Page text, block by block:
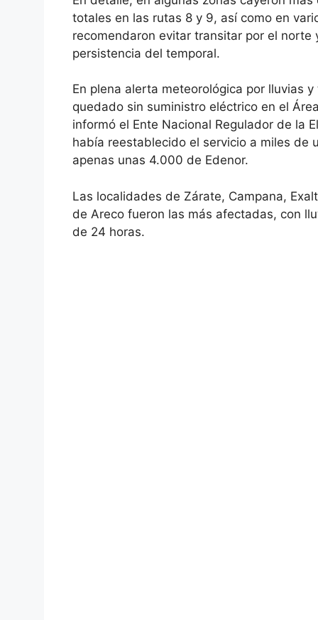
totales en las rutas 8 y 9, así como en
recomendaron evitar transitar por el
persistencia del temporal.
En plena alerta meteorológica por lluvias
quedado sin suministro eléctrico en el
informó el Ente Nacional Regulador de la
había reestablecido el servicio a miles de
apenas unas 4.000 de Edenor.
Las localidades de Zárate, Campana,
de Areco fueron las más afectadas, con
de 24 horas.